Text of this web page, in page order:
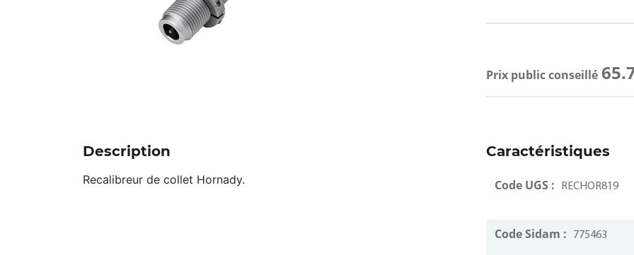
Prix public conseillé
Description
Recalibreur de collet Hornady.
Caractéristiques
Code UGS : RECHOR819
Code Sidam : 775463